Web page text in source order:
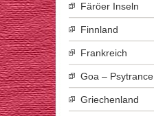
Färöer Inseln
Finnland
Frankreich
Goa – Psytrance
Griechenland